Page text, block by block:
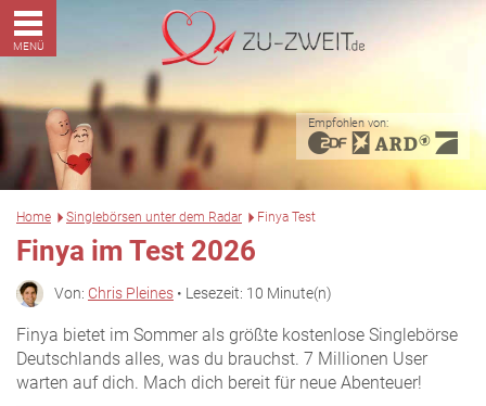
MENÜ
Empfohlen von:
Home Singlebörsen unter dem Radar Finya Test
Finya im Test 2026
Von: Chris Pleines • Lesezeit: 10 Minute(n)
Finya bietet im Sommer als größte kostenlose Singlebörse
Deutschlands alles, was du brauchst. 7 Millionen User
warten auf dich. Mach dich bereit für neue Abenteuer!